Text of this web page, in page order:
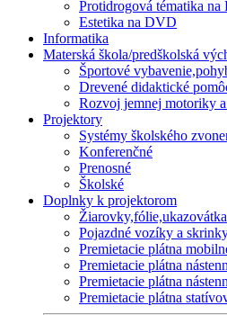
Protidrogová tématika
Estetika na DVD
Informatika
Materská škola/predškolská
Športové
Drevené didaktické
Rozvoj jemnej motoriky
Projektory
Systémy školského
Konferenčné
Prenosné
Školské
Doplnky k projektorom
Žiarovky,fólie,ukazovátka
Pojazdné vozíky a
Premietacie plátna
Premietacie plátna
Premietacie plátna
Premietacie plátna